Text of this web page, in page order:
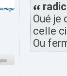
Oué je
celle
Ou